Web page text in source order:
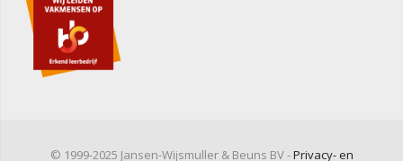
© 1999-2025 Jansen-Wijsmuller & Beuns BV -Privacy- en